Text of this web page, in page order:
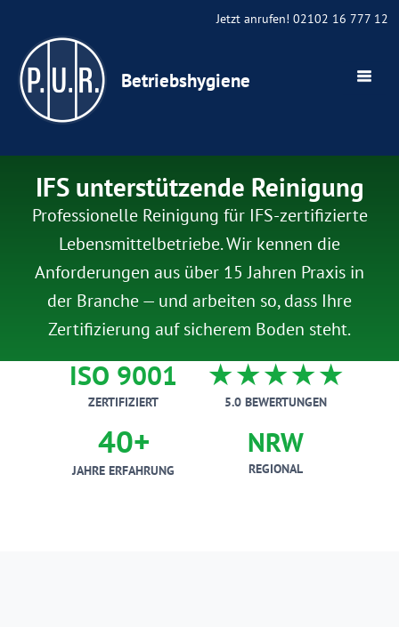
Jetzt anrufen! 02102 16 777 12
Betriebshygiene
IFS unterstützende Reinigung
Professionelle Reinigung für IFS-zertifizierte
Lebensmittelbetriebe. Wir kennen die
Anforderungen aus über 15 Jahren Praxis in
der Branche — und arbeiten so, dass Ihre
Zertifizierung auf sicherem Boden steht.
ISO 9001
ZERTIFIZIERT
★★★★★
5.0 BEWERTUNGEN
40+
JAHRE ERFAHRUNG
NRW
REGIONAL